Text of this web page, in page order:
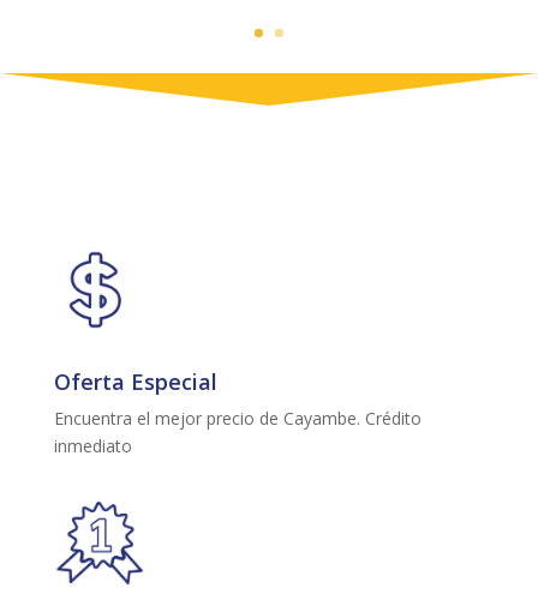
Oferta Especial
Encuentra el mejor precio de Cayambe. Crédito
inmediato